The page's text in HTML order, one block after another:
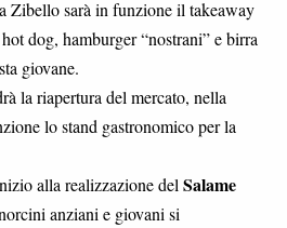
Zibello sarà in funzione il takeaway
dog, hamburger “nostrani” e birra
giovane.
la riapertura del mercato, nella
lo stand gastronomico per la
alla realizzazione del Salame
anziani e giovani si